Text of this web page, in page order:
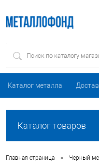
Каталог металла
Каталог товаров
Главная страница • Черный